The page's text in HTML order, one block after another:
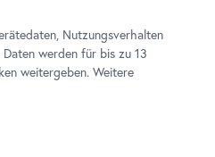
Newsletter
Erfahren Sie als
Ausstellungen,
Aktionen des
Nutzungsverhalten
werden für bis zu 13
weitergeben. Weitere